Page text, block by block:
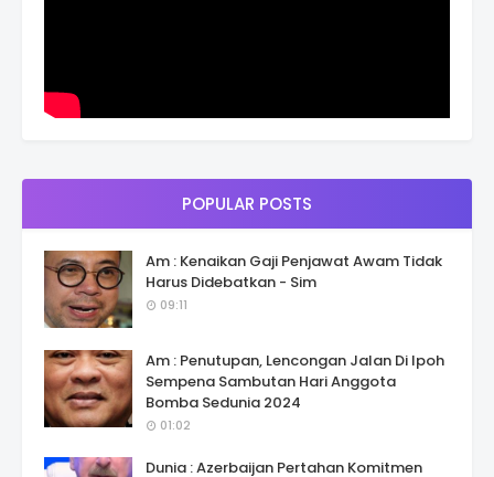
POPULAR POSTS
Am : Kenaikan Gaji Penjawat Awam Tidak
Harus Didebatkan - Sim
09:11
Am : Penutupan, Lencongan Jalan Di Ipoh
Sempena Sambutan Hari Anggota
Bomba Sedunia 2024
01:02
Dunia : Azerbaijan Pertahan Komitmen